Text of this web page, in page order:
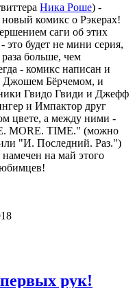
Ника Роше) -
комикс о Рэкерах!
саги об этих
это будет не мини серия,
больше, чем
- комикс написан и
Джошем Бёрчемом, и
Гвидо Гвиди и Джефф
и Импактор друг
цвете, а между ними -
MORE. TIME." (можно
"И. Последний. Раз.")
на май этого
рук!